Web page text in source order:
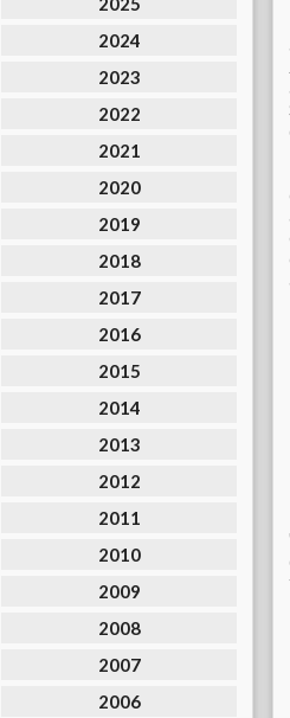
2024
2023
2022
2021
2020
2019
2018
2017
2016
2015
2014
2013
2012
2011
2010
2009
2008
2007
2006